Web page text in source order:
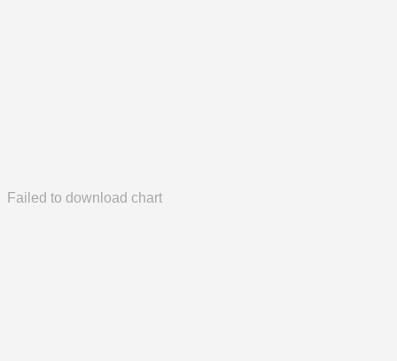
Failed to download chart